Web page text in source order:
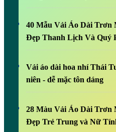
40 Mẫu Vải Áo Dài Trơn
Đẹp Thanh Lịch Và Quý
Vải áo dài hoa nhí Thái
niên - dễ mặc tôn dáng
28 Màu Vải Áo Dài Trơn
Đẹp Trẻ Trung và Nữ